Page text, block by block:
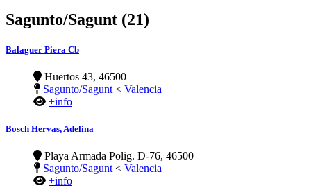
Sagunto/Sagunt (21)
Balaguer Piera Cb
Huertos 43, 46500
Sagunto/Sagunt < Valencia
+info
Bosch Hervas, Adelina
Playa Armada Polig. D-76, 46500
Sagunto/Sagunt< Valencia
+info